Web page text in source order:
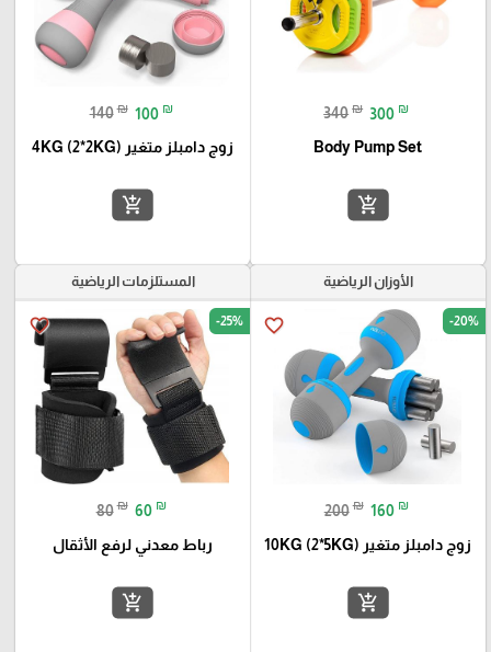
340 ₪ 300 ₪
Body Pump Set
add_shopping_cart
140 ₪ 100 ₪
زوج دامبلز متغير 4KG (2*2KG)
add_shopping_cart
الأوزان الرياضية
favorite_border -20%
200 ₪ 160 ₪
زوج دامبلز متغير 10KG (2*5KG)
add_shopping_cart
المستلزمات الرياضية
favorite_border -25%
80 ₪ 60 ₪
رباط معدني لرفع الأثقال
add_shopping_cart